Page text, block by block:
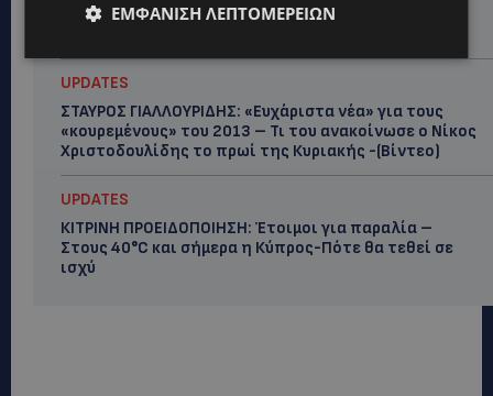
ΦΩΤΟ: Αγνοείται 51χρονος – Έκκληση της
UPDATES
ΣΤΑΥΡΟΣ ΓΙΑΛΛΟΥΡΙΔΗΣ: «Ευχάριστα νέα» για τους
«κουρεμένους» του 2013 – Τι του ανακοίνωσε ο Νίκος
Χριστοδουλίδης το πρωί της Κυριακής -(Βίντεο)
UPDATES
ΚΙΤΡΙΝΗ ΠΡΟΕΙΔΟΠΟΙΗΣΗ: Έτοιμοι για παραλία –
Στους 40°C και σήμερα η Κύπρος-Πότε θα τεθεί σε
ισχύ
ΕΜΦΆΝΙΣΗ ΛΕΠΤΟΜΕΡΕΙΏΝ